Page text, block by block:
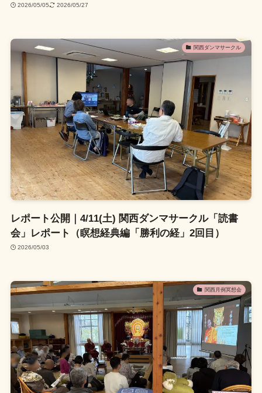
2026/05/05 2026/05/27
関西ダンマサークル
レポート公開｜4/11(土) 関西ダンマサークル「読書
会」レポート（瞑想経典編「勝利の経」2回目）
2026/05/03
関西月例冥想会